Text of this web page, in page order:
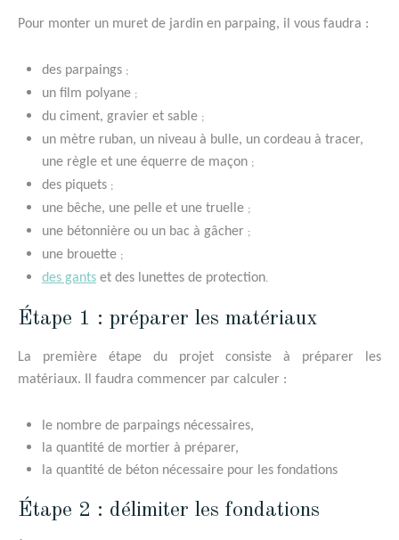
Pour monter un muret de jardin en parpaing, il vous faudra :
des parpaings ;
un film polyane ;
du ciment, gravier et sable ;
un mètre ruban, un niveau à bulle, un cordeau à tracer,
une règle et une équerre de maçon ;
des piquets ;
une bêche, une pelle et une truelle ;
une bétonnière ou un bac à gâcher ;
une brouette ;
des gants et des lunettes de protection.
Étape 1 : préparer les matériaux
La première étape du projet consiste à préparer les
matériaux. Il faudra commencer par calculer :
le nombre de parpaings nécessaires,
la quantité de mortier à préparer,
la quantité de béton nécessaire pour les fondations
Étape 2 : délimiter les fondations